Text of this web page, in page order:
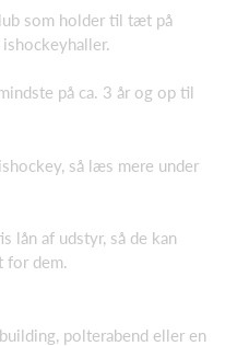
som holder til tæt på
på ca. 3 år og op til
så læs mere under
lån af udstyr, så de kan
for dem.
polterabend eller en